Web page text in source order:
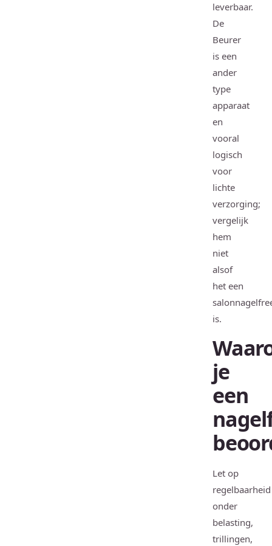
leverbaar.
De
Beurer
is een
ander
type
apparaat
en
vooral
logisch
voor
lichte
verzorging;
vergelijk
hem
niet
alsof
het een
is.
je
een
Let op
regelbaarheid
onder
belasting,
trillingen,